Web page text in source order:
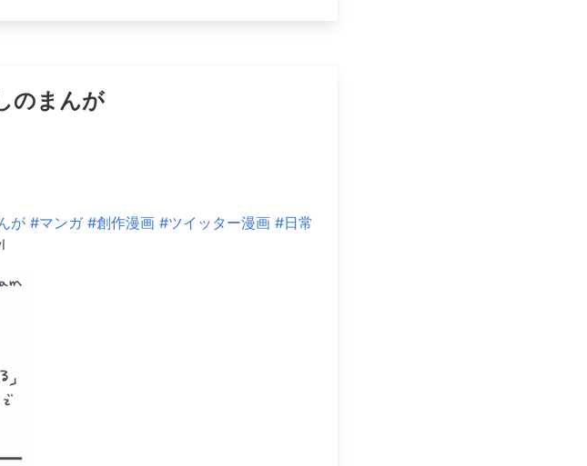
のまんが
が #マンガ #創作漫画 #ツイッター漫画 #日常